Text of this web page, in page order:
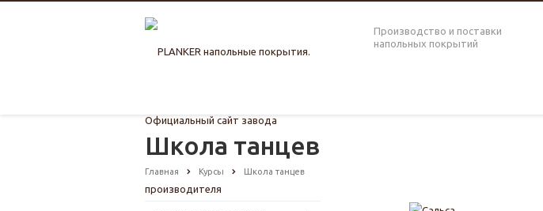
Производство и поставки
напольных покрытий
Школа танцев
Главная Курсы Школа танцев